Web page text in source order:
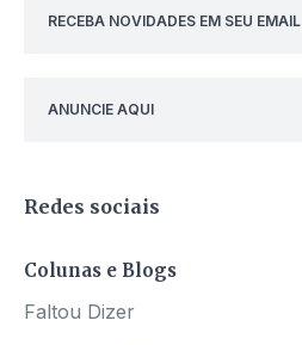
RECEBA NOVIDADES EM SEU EMAIL
ANUNCIE AQUI
Redes sociais
Colunas e Blogs
Faltou Dizer